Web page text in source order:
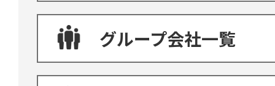
グループ会社一覧